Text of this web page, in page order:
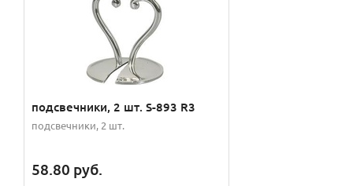
подсвечники, 2 шт. S-893 R3
подсвечники, 2 шт.
58.80 руб.